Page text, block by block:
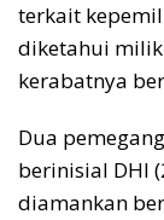
terkait
diketahui
kerabatnya
Dua
berinisial DHI
diamankan